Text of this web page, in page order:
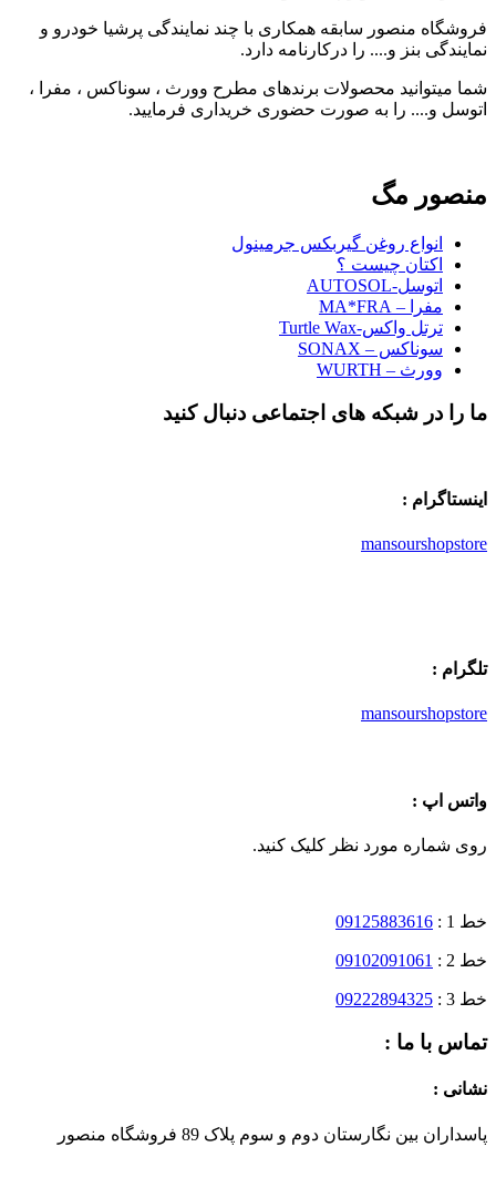
فروشگاه منصور سابقه همکاری با چند نمایندگی پرشیا خودرو و
نمایندگی بنز و.... را درکارنامه دارد.
شما میتوانید محصولات برندهای مطرح وورث ، سوناکس ، مفرا ،
اتوسل و.... را به صورت حضوری خریداری فرمایید.
منصور مگ
انواع روغن گیربکس جرمینول
اکتان چیست ؟
اتوسل-AUTOSOL
مفرا – MA*FRA
ترتل واکس-Turtle Wax
سوناکس – SONAX
وورث – WURTH
ما را در شبکه های اجتماعی دنبال کنید
اینستاگرام :
mansourshopstore
تلگرام :
mansourshopstore
واتس اپ :
روی شماره مورد نظر کلیک کنید.
خط 1 : 09125883616
خط 2 : 09102091061
خط 3 : 09222894325
تماس با ما :
نشانی :
پاسداران بین نگارستان دوم و سوم پلاک 89 فروشگاه منصور